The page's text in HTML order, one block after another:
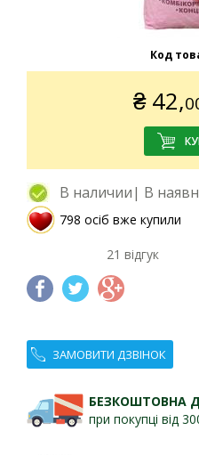
Код
₴ 42,
В наличии| В
798 осіб вже купили
21 відгук
ЗАМОВИТИ ДЗВІНОК
БЕЗКОШТОВНА
при покупці від